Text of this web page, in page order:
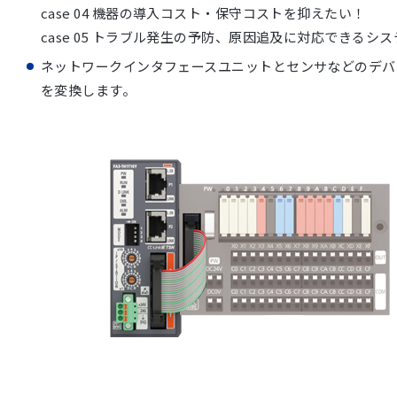
case 04 機器の導入コスト・保守コストを抑えたい！
case 05 トラブル発生の予防、原因追及に対応できるシ
ネットワークインタフェースユニットとセンサなどのデ
を変換します。